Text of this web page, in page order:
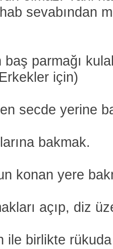
sevabından
baş parmağı
için)
secde yerine
bakmak.
konan yere
açıp, diz
ile birlikte